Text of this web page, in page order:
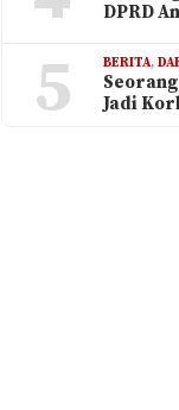
DPRD
5 BERITA,
Jadi